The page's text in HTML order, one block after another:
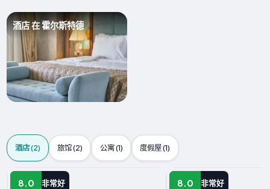
酒店 在 霍尔斯特德
酒店 (2) 旅馆 (2) 公寓 (1) 度假屋 (1)
8.0 非常好
酒店
8.0 非常好
酒店